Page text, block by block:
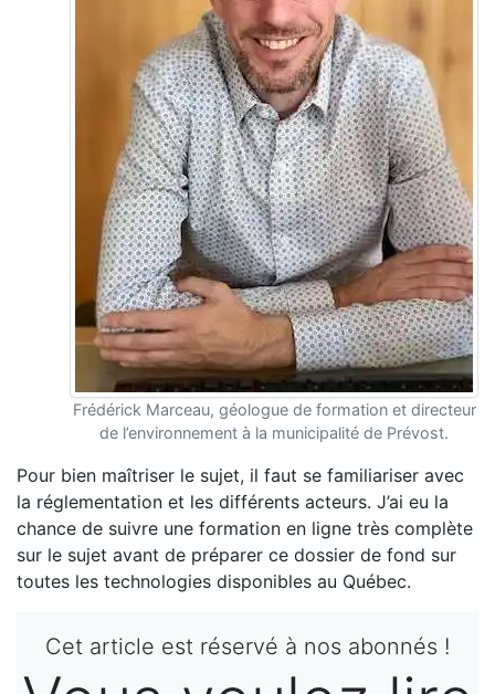
Frédérick Marceau, géologue de formation et directeur
de l’environnement à la municipalité de Prévost.
Pour bien maîtriser le sujet, il faut se familiariser avec
la réglementation et les différents acteurs. J’ai eu la
chance de suivre une formation en ligne très complète
sur le sujet avant de préparer ce dossier de fond sur
toutes les technologies disponibles au Québec.
Cet article est réservé à nos abonnés !